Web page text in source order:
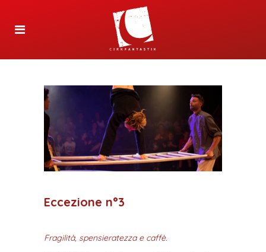
Eccezione n°3
Fragilità, spensieratezza e caffè.